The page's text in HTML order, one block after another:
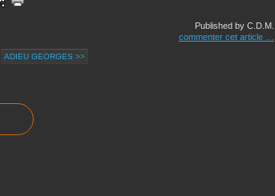
Published by C.D.M.
commenter cet article
ADIEU GEORGES >>